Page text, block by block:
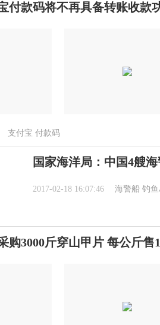
付款码将不再具备转账收款
支付宝 付款码
国家海洋局：中国4艘
2017-02-18 16:07:46 海警船 钓鱼
购3000斤穿山甲片 每公斤售